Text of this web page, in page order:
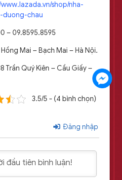
shop/nha-
duong-chau
– 09.8595.8595
Hồng Mai – Bạch Mai – Hà Nội.
Trần Quý Kiên – Cầu Giấy –
3.5/5 - (4 bình chọn)
Đăng nhập